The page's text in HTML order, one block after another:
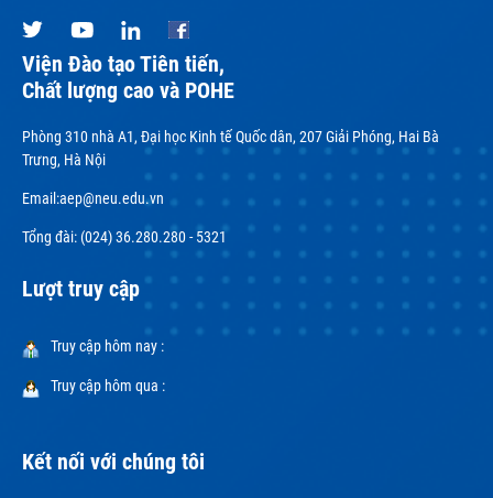
Viện Đào tạo Tiên tiến,
Chất lượng cao và POHE
Phòng 310 nhà A1, Đại học Kinh tế Quốc dân, 207 Giải Phóng, Hai Bà
Trưng, Hà Nội
Email:aep@neu.edu.vn
Tổng đài: (024) 36.280.280 - 5321
Lượt truy cập
Truy cập hôm nay :
Truy cập hôm qua :
Kết nối với chúng tôi